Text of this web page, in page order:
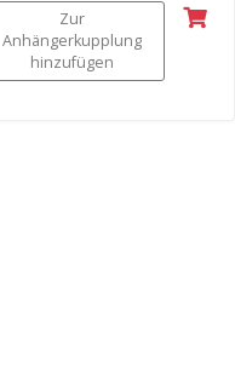
Zur
Anhängerkupplung
hinzufügen